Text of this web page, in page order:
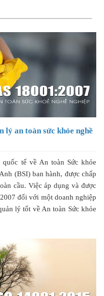
lý an toàn sức khỏe nghề
tế về An toàn Sức khỏe
(BSI) ban hành, được chấp
cầu. Việc áp dụng và được
đối với một doanh nghiệp
lý tốt về An toàn Sức khỏe